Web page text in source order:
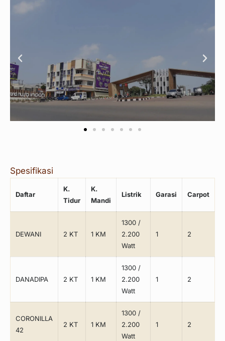
Spesifikasi
Daftar
K.
Tidur
K.
Mandi
Listrik Garasi Carpot
DEWANI 2 KT 1 KM
1300 /
2.200
Watt
1 2
DANADIPA 2 KT 1 KM
1300 /
2.200
Watt
1 2
CORONILLA
42
2 KT 1 KM
1300 /
2.200
Watt
1 2